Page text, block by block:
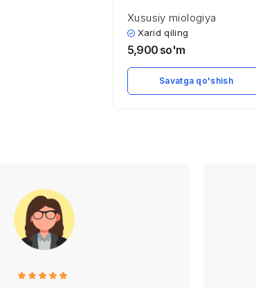
Xususiy miologiya
Xarid qiling
5,900 so'm
Savatga qo'shish